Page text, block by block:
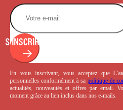
S'INSCRIRE
En vous inscrivant, vous acceptez que
personnelles conformément à sa politique de
actualités, nouveautés et offres par email.
moment grâce au lien inclus dans nos e-mails.